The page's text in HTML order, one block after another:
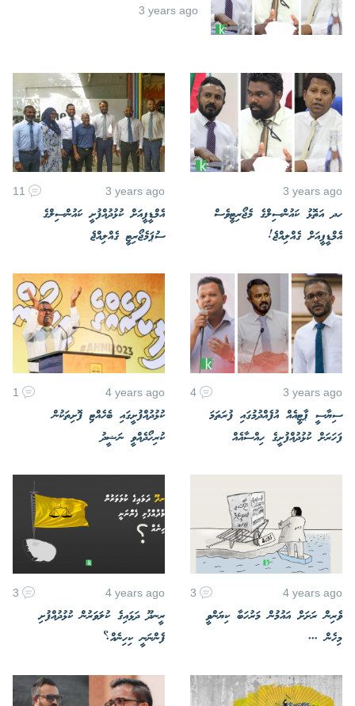
3 years ago
3 years ago
ހދ އަތޮޅު ކައުންސިލްގެ މެޖޯރިޓީވެސް
އެމްޑީޕީއަށް ގެއްލިއްޖެ!
3 years ago
11
އެމްޑީޕީއަށް ކުޅުދުއްފުށީ ކައުންސިލްގެ
ސުޕަމެޖޯރިޓީ ގެއްލިއްޖެ
3 years ago
4
ސިޔާސީ ޕާޓީއެއް އުފެއްދުމުގައި ފުރަތަމަ
ފަހަރަށް ކުޅުދުއްފުށީގެ ހިއްސާއެއް
4 years ago
1
ކުޅުދުއްފުށީގައި ބެހެއްޓި ފޮށިތަކުން
ކުރިހޯދެއްވީ ނަޝީދު
4 years ago
3
ވެރިން ރަށަށް އައުމުން މަރުހަބާ ކިޔަންވީ
މިހެން ...
4 years ago
3
ރީނދޫ ދަޅައިގެ ކުލަވަރުން ކުޅުދުއްފުށި
ފެންނަނީ ކިހިނެއް؟